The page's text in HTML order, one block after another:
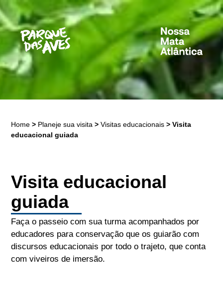
Home > Planeje sua visita >Visitas educacionais >Visita
educacional guiada
Visita educacional
guiada
Faça o passeio com sua turma acompanhados por
educadores para conservação que os guiarão com
discursos educacionais por todo o trajeto, que conta
com viveiros de imersão.